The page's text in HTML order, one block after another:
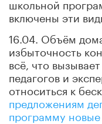
школьной
включены эти
16.04. Объём
избыточность
всё, что
педагогов и
относиться к
предложениям
программу